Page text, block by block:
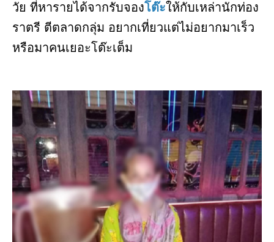
วัย ที่หารายได้จากรับจองโต๊ะให้กับเหล่านักท่อง
ราตรี ตีตลาดกลุ่ม อยากเที่ยวแต่ไม่อยากมาเร็ว
หรือมาคนเยอะโต๊ะเต็ม